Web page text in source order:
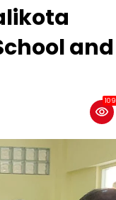
and
109